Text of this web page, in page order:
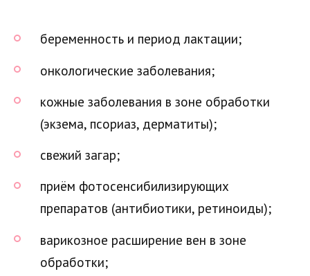
беременность и период лактации;
онкологические заболевания;
кожные заболевания в зоне обработки
(экзема, псориаз, дерматиты);
свежий загар;
приём фотосенсибилизирующих
препаратов (антибиотики, ретиноиды);
варикозное расширение вен в зоне
обработки;